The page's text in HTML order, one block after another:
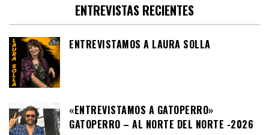
ENTREVISTAS RECIENTES
ENTREVISTAMOS A LAURA SOLLA
«ENTREVISTAMOS A GATOPERRO»
GATOPERRO – AL NORTE DEL NORTE -2026